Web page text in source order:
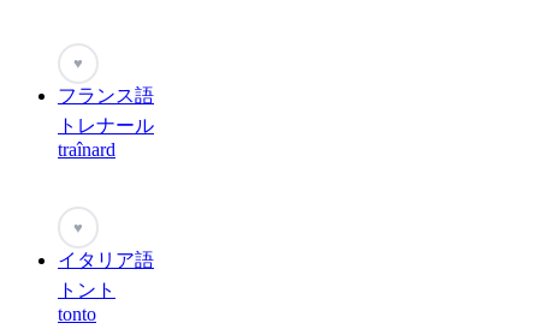
♥
フランス語
トレナール
traînard
♥
イタリア語
トント
tonto